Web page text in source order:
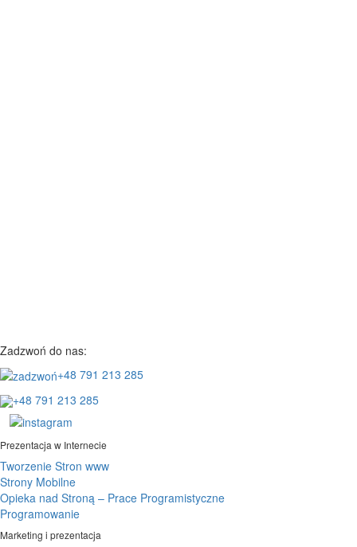
Zadzwoń do nas:
+48 791 213 285
+48 791 213 285
Prezentacja w Internecie
Tworzenie Stron www
Strony Mobilne
Opieka nad Stroną – Prace Programistyczne
Programowanie
Marketing i prezentacja